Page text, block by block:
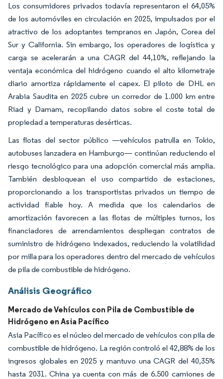
Los consumidores privados todavía representaron el 64,05%
de los automóviles en circulación en 2025, impulsados por el
atractivo de los adoptantes tempranos en Japón, Corea del
Sur y California. Sin embargo, los operadores de logística y
carga se acelerarán a una CAGR del 44,10%, reflejando la
ventaja económica del hidrógeno cuando el alto kilometraje
diario amortiza rápidamente el capex. El piloto de DHL en
Arabia Saudita en 2025 cubre un corredor de 1.000 km entre
Riad y Damam, recopilando datos sobre el coste total de
propiedad a temperaturas desérticas.
Las flotas del sector público —vehículos patrulla en Tokio,
autobuses lanzadera en Hamburgo— continúan reduciendo el
riesgo tecnológico para una adopción comercial más amplia.
También desbloquean el uso compartido de estaciones,
proporcionando a los transportistas privados un tiempo de
actividad fiable hoy. A medida que los calendarios de
amortización favorecen a las flotas de múltiples turnos, los
financiadores de arrendamientos despliegan contratos de
suministro de hidrógeno indexados, reduciendo la volatilidad
por milla para los operadores dentro del mercado de vehículos
de pila de combustible de hidrógeno.
Análisis Geográfico
Mercado de Vehículos con Pila de Combustible de
Hidrógeno en Asia Pacífico
Asia Pacífico es el núcleo del mercado de vehículos con pila de
combustible de hidrógeno. La región controló el 42,88% de los
ingresos globales en 2025 y mantuvo una CAGR del 40,35%
hasta 2031. China ya cuenta con más de 6.500 camiones de